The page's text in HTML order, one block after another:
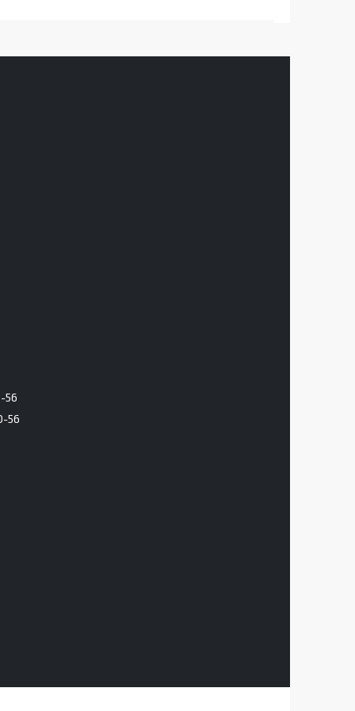
56
56